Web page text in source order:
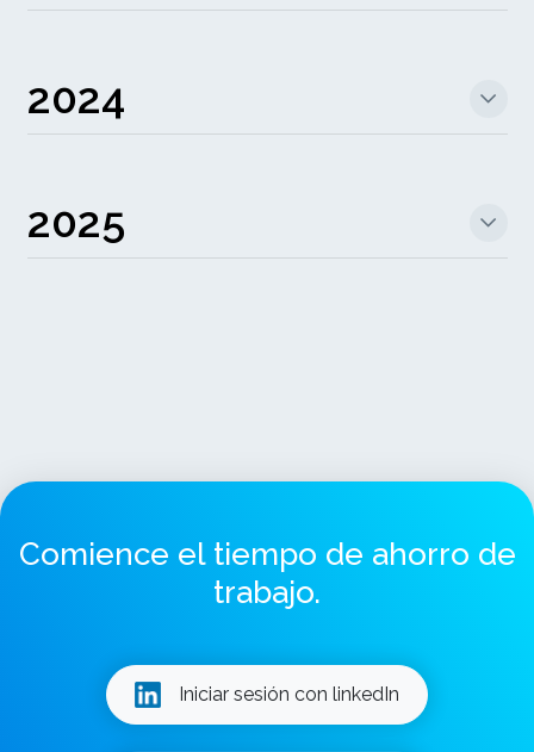
2024
2025
Comience el tiempo de ahorro de
trabajo.
Iniciar sesión con linkedIn